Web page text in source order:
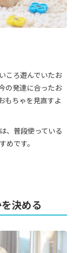
ころ遊んでいたお
の発達に合ったお
もちゃを見直すよ
、普段使っている
めです。
決める